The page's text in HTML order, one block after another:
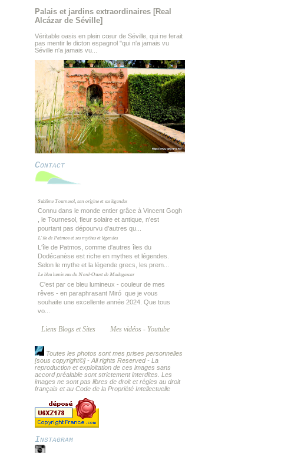
Palais et jardins extraordinaires [Real
Alcázar de Séville]
Véritable oasis en plein cœur de Séville, qui ne ferait
pas mentir le dicton espagnol "qui n'a jamais vu
Séville n'a jamais vu...
Contact
Sublime Tournesol, son origine et ses légendes
Connu dans le monde entier grâce à Vincent Gogh
, le Tournesol, fleur solaire et antique, n'est
pourtant pas dépourvu d'autres qu...
L'île de Patmos et ses mythes et légendes
L'île de Patmos, comme d'autres îles du
Dodécanèse est riche en mythes et légendes.
Selon le mythe et la légende grecs, les prem...
Le bleu lumineux du Nord-Ouest de Madagascar
C'est par ce bleu lumineux - couleur de mes
rêves - en paraphrasant Miró que je vous
souhaite une excellente année 2024. Que tous
vo...
Liens Blogs et Sites Mes vidéos - Youtube
Toutes les photos sont mes prises personnelles
[sous copyright©] - All rights Reserved - La
reproduction et exploitation de ces images sans
accord préalable sont strictement interdites. Les
images ne sont pas libres de droit et régies au droit
français et au Code de la Propriété Intellectuelle
Instagram